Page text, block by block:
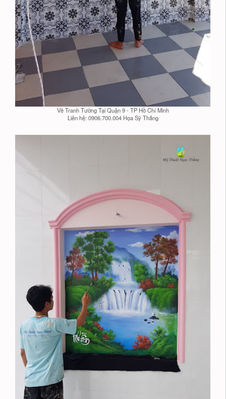
Vẽ Tranh Tường Tại Quận 9 - TP Hồ Chí Minh
Liên hệ: 0906.700.004 Họa Sỹ Thắng